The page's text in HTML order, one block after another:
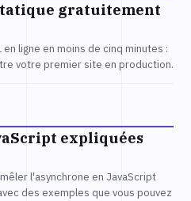
gratuitement
ligne en moins de cinq minutes :
votre premier site en production.
expliquées
l'asynchrone en JavaScript
des exemples que vous pouvez